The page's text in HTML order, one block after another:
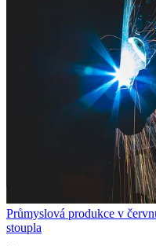
Průmyslová produkce v
stoupla